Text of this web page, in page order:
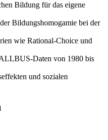
Bildung für das eigene
Bildungshomogamie bei der
wie Rational-Choice und
Daten von 1980 bis
und sozialen